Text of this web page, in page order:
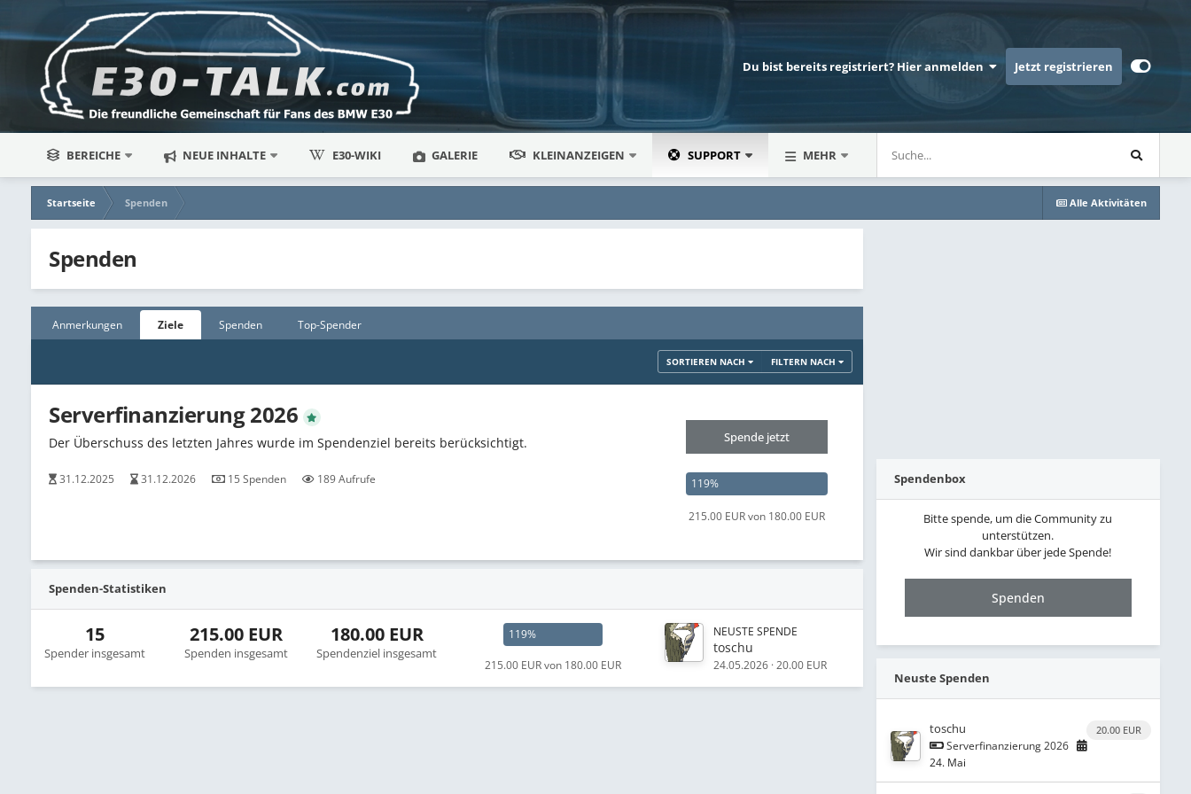
Du bist bereits registriert? Hier anmelden Jetzt registrieren
BEREICHE NEUE INHALTE E30-WIKI GALERIE KLEINANZEIGEN SUPPORT MEHR
Alle Aktivitäten
Startseite Spenden
Spenden
Anmerkungen Ziele Spenden Top-Spender
SORTIEREN NACH FILTERN NACH
Serverfinanzierung 2026
Der Überschuss des letzten Jahres wurde im Spendenziel bereits berücksichtigt.
31.12.2025 31.12.2026 15 Spenden 189 Aufrufe
Spende jetzt
119%
215.00 EUR von 180.00 EUR
Spenden-Statistiken
15
Spender insgesamt
215.00 EUR
Spenden insgesamt
180.00 EUR
Spendenziel insgesamt
119%
215.00 EUR von 180.00 EUR
NEUSTE SPENDE
toschu
24.05.2026 · 20.00 EUR
Spendenbox
Bitte spende, um die Community zu
unterstützen.
Wir sind dankbar über jede Spende!
Spenden
Neuste Spenden
20.00 EUR
toschu
Serverfinanzierung 2026
24. Mai